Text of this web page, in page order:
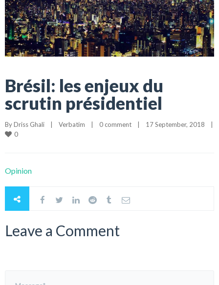
Brésil: les enjeux du
scrutin présidentiel
By Driss Ghali | Verbatim | 0 comment | 17 September, 2018 |
0
Opinion
Leave a Comment